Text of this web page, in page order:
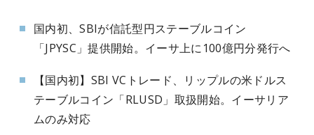
国内初、SBIが信託型円ステーブルコイン
「JPYSC」提供開始。イーサ上に100億円分発行へ
【国内初】SBI VCトレード、リップルの米ドルス
テーブルコイン「RLUSD」取扱開始。イーサリア
ムのみ対応